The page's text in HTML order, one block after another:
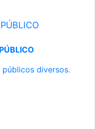
diversos.